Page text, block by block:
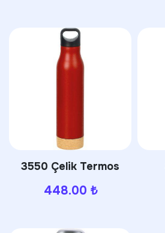
3550 Çelik Termos
448.00 ₺